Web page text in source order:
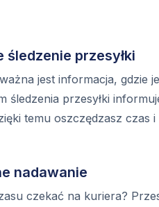
śledzenie przesyłki
jest informacja, gdzie
śledzenia przesyłki
temu oszczędzasz czas
nadawanie
czekać na kuriera?